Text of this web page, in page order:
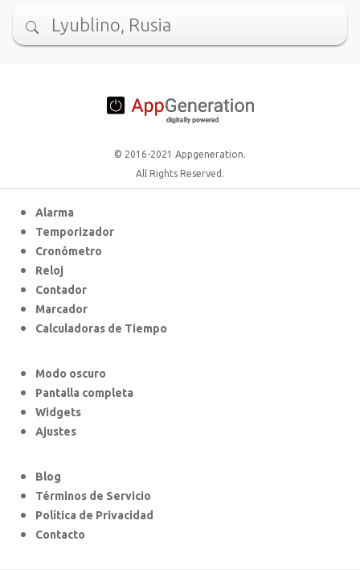
Lyublino, Rusia
© 2016-2021 Appgeneration.
All Rights Reserved.
Alarma
Temporizador
Cronómetro
Reloj
Contador
Marcador
Calculadoras de Tiempo
Modo oscuro
Pantalla completa
Widgets
Ajustes
Blog
Términos de Servicio
Política de Privacidad
Contacto